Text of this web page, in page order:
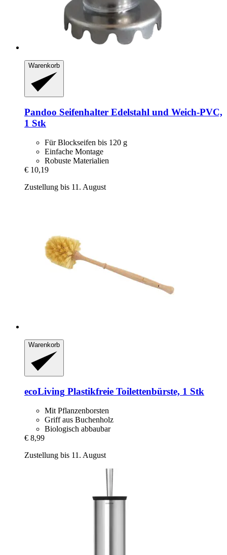
Warenkorb
Pandoo Seifenhalter Edelstahl und Weich-​PVC,
1 Stk
Für Blockseifen bis 120 g
Einfache Montage
Robuste Materialien
€ 10,19
Zustellung bis 11. August
Warenkorb
ecoLiving Plastikfreie Toilettenbürste, 1 Stk
Mit Pflanzenborsten
Griff aus Buchenholz
Biologisch abbaubar
€ 8,99
Zustellung bis 11. August